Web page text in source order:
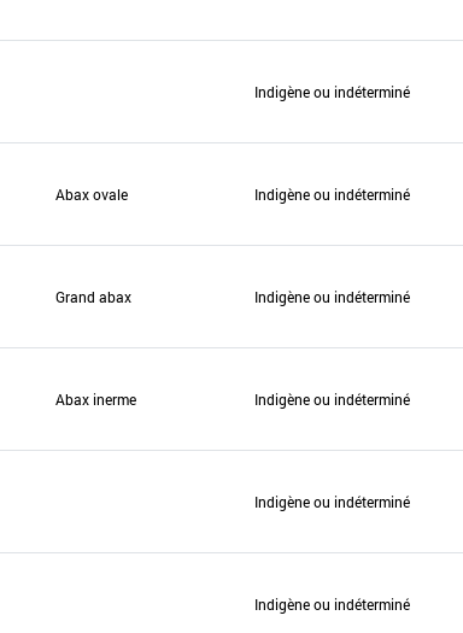
Indigène ou indéterminé
Abax ovale Indigène ou indéterminé
Grand abax Indigène ou indéterminé
Abax inerme Indigène ou indéterminé
Indigène ou indéterminé
Indigène ou indéterminé